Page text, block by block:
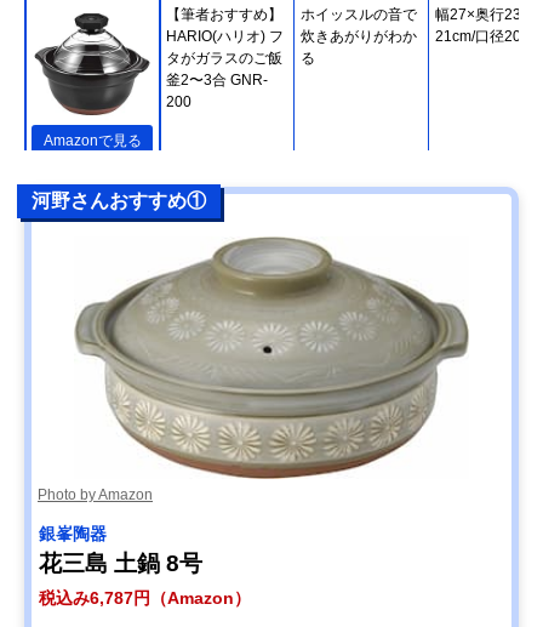
Amazonで見る
【筆者おすすめ】
HARIO(ハリオ) フ
タがガラスのご飯
釜2〜3合 GNR-
200
ホイッスルの音で
炊きあがりがわか
る
幅27×奥行23×高
21cm/口径20cm
楽天市場で見る
【筆者おすすめ】
長谷園 かまどさん
四合炊き ACT-04
【筆者おすすめ】
キントー(KINTO)
KAKOMI IH土鍋
2.5L
IHやオーブンなど
さまざまな熱源に
対応
27.5cm
Amazonで見る
【筆者おすすめ】
ミヤザキ食器
M.STYLE Karl(カ
ール) IH軽量土鍋8
号 KAL0308
家庭で気軽に使え
る軽い土鍋
幅29.2×高さ
9.5cm/口径
河野さんおすすめ①
Photo by Amazon
銀峯陶器
花三島 土鍋 8号
税込み6,787円（Amazon）